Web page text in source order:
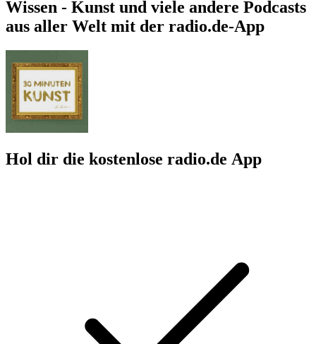
Wissen - Kunst und viele andere Podcasts
aus aller Welt mit der radio.de-App
Hol dir die kostenlose radio.de App